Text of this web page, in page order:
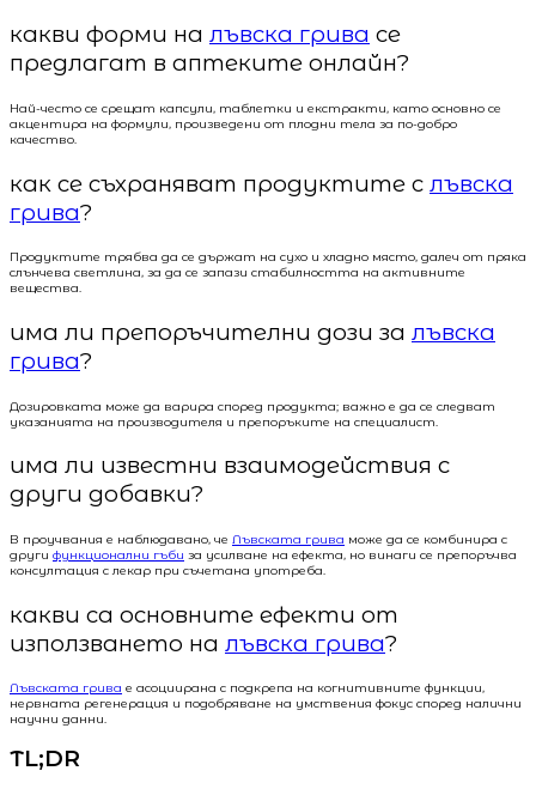
какви форми на лъвска грива се
предлагат в аптеките онлайн?
Най-често се срещат капсули, таблетки и екстракти, като основно се
акцентира на формули, произведени от плодни тела за по-добро
качество.
как се съхраняват продуктите с лъвска
грива?
Продуктите трябва да се държат на сухо и хладно място, далеч от пряка
слънчева светлина, за да се запази стабилността на активните
вещества.
има ли препоръчителни дози за лъвска
грива?
Дозировката може да варира според продукта; важно е да се следват
указанията на производителя и препоръките на специалист.
има ли известни взаимодействия с
други добавки?
В проучвания е наблюдавано, че Лъвската грива може да се комбинира с
други функционални гъби за усилване на ефекта, но винаги се препоръчва
консултация с лекар при съчетана употреба.
какви са основните ефекти от
използването на лъвска грива?
Лъвската грива е асоциирана с подкрепа на когнитивните функции,
нервната регенерация и подобряване на умствения фокус според налични
научни данни.
TL;DR